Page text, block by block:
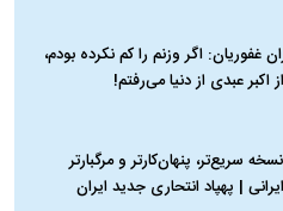
غفوریان: اگر وزنم را کم نکرده بودم،
اکبر عبدی از دنیا می‌رفتم!
۱۱۰؛ نسخه سریع‌تر، پنهان‌کارتر و مرگبارتر
| پهپاد انتحاری جدید ایران